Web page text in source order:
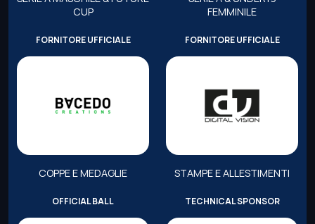
CUP
FEMMINILE
FORNITORE UFFICIALE
COPPE E MEDAGLIE
FORNITORE UFFICIALE
STAMPE E ALLESTIMENTI
OFFICIAL BALL TECHNICAL SPONSOR